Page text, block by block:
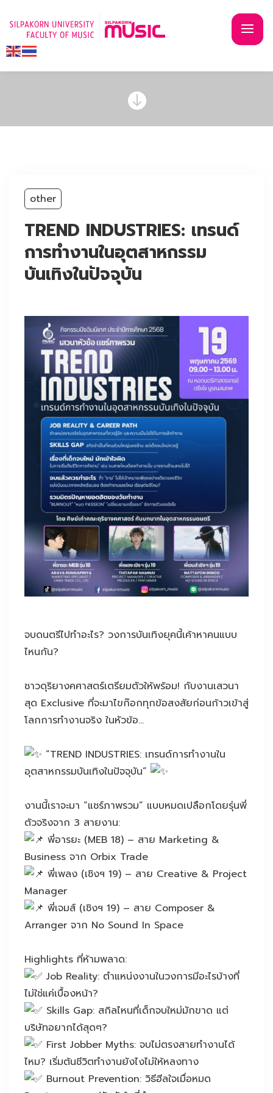

other
TREND INDUSTRIES: เทรนด์
การทำงานในอุตสาหกรรม
บันเทิงในปัจจุบัน
จบดนตรีไปทำอะไร? วงการบันเทิงยุคนี้เค้าหาคนแบบ
ไหนกัน?
ชาวดุริยางคศาสตร์เตรียมตัวให้พร้อม! กับงานเสวนา
สุด Exclusive ที่จะมาไขก๊อกทุกข้อสงสัยก่อนก้าวเข้าสู่
โลกการทำงานจริง ในหัวข้อ…
“TREND INDUSTRIES: เทรนด์การทำงานใน
อุตสาหกรรมบันเทิงในปัจจุบัน”
งานนี้เราจะมา “แชร์ภาพรวม” แบบหมดเปลือกโดยรุ่นพี่
ตัวจริงจาก 3 สายงาน:
พี่อารยะ (MEB 18) – สาย Marketing &
Business จาก Orbix Trade
พี่เพลง (เชิงฯ 19) – สาย Creative & Project
Manager
พี่เจมส์ (เชิงฯ 19) – สาย Composer &
Arranger จาก No Sound In Space
Highlights ที่ห้ามพลาด:
Job Reality: ตำแหน่งงานในวงการมีอะไรบ้างที่
ไม่ใช่แค่เบื้องหน้า?
Skills Gap: สกิลไหนที่เด็กจบใหม่มักขาด แต่
บริษัทอยากได้สุดๆ?
First Jobber Myths: จบไม่ตรงสายทำงานได้
ไหม? เริ่มต้นชีวิตทำงานยังไงไม่ให้หลงทาง
Burnout Prevention: วิธีฮีลใจเมื่อหมด